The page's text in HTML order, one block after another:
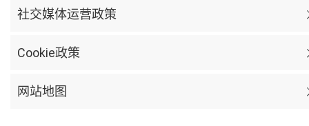
社交媒体运营政策
Cookie政策
网站地图